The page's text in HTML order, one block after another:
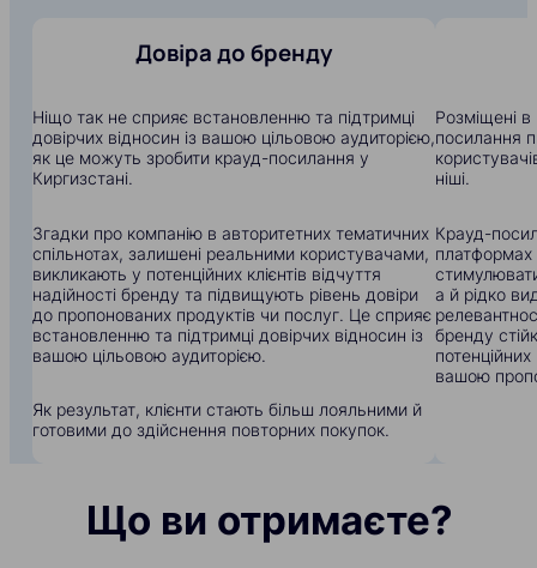
Довіра до бренду
Ніщо так не сприяє встановленню та підтримці
довірчих відносин із вашою цільовою аудиторією,
як це можуть зробити крауд-посилання у
Киргизстані.
Згадки про компанію в авторитетних тематичних
спільнотах, залишені реальними користувачами,
викликають у потенційних клієнтів відчуття
надійності бренду та підвищують рівень довіри
до пропонованих продуктів чи послуг. Це сприяє
встановленню та підтримці довірчих відносин із
вашою цільовою аудиторією.
Як результат, клієнти стають більш лояльними й
готовими до здійснення повторних покупок.
Розміщені в
посилання
ніші.
Крауд-
а й рідко
бренду
потенційних
вашою
Що ви отримаєте?